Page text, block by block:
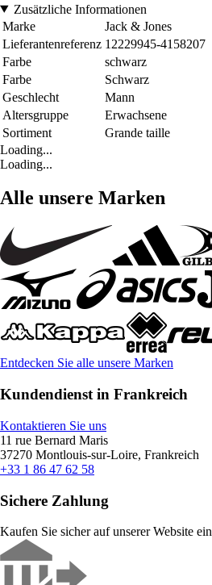
Zusätzliche Informationen
Marke
Jack & Jones
Lieferantenreferenz 12229945-4158207
Farbe
schwarz
Farbe
Schwarz
Geschlecht
Mann
Altersgruppe
Erwachsene
Sortiment
Grande taille
Loading...
Loading...
Alle unsere Marken
Entdecken Sie alle unsere Marken
Kundendienst in Frankreich
Kontaktieren Sie uns
11 rue Bernard Maris
37270 Montlouis-sur-Loire, Frankreich
+33 1 86 47 62 58
Sichere Zahlung
Kaufen Sie sicher auf unserer Website ein